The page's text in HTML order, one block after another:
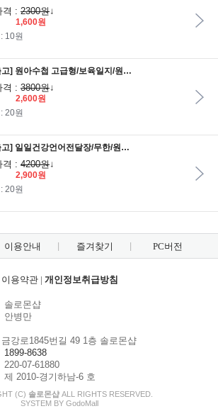
격 : 2300원↓
1,600원
10원
[오늘출고] 원아수첩 고급형/보육일지/원아일지/언어전달장/육아일지/육아다이어리/메모전달장
격 : 3800원↓
2,600원
20원
[오늘출고] 일일건강언어전달장/무한/원아수첩/수첩/보육일지/원아일지/언어전달장/육아일지/육아다이어리/메모전달장
격 : 4200원↓
2,900원
20원
이용안내 즐겨찾기 PC버전
이용약관| 개인정보취급방침
솔로몬샵
안병만
강로1845번길 49 1층 솔로몬샵
1899-8638
220-07-61880
제 2010-경기하남-6 호
(C) 솔로몬샵 ALL RIGHTS RESERVED.
SYSTEM BY GodoMall